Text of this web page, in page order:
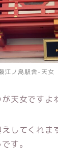
江ノ島駅舎-天女
天女ですよ
してくれま
す。